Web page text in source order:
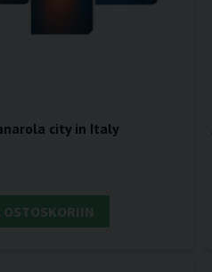
city in Italy
OSTOSKORIIN